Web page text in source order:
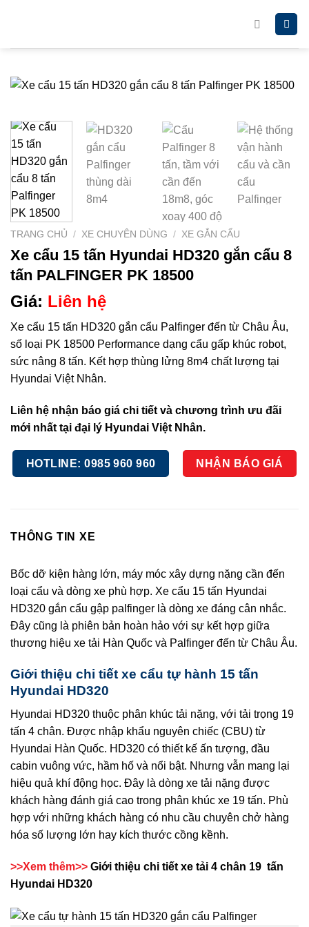
TRANG CHỦ / XE CHUYÊN DÙNG / XE GẮN CẨU
Xe cẩu 15 tấn Hyundai HD320 gắn cẩu 8
tấn PALFINGER PK 18500
Giá: Liên hệ
Xe cẩu 15 tấn HD320 gắn cẩu Palfinger đến từ Châu Âu,
số loại PK 18500 Performance dạng cẩu gấp khúc robot,
sức nâng 8 tấn. Kết hợp thùng lửng 8m4 chất lượng tại
Hyundai Việt Nhân.
Liên hệ nhận báo giá chi tiết và chương trình ưu đãi
mới nhất tại đại lý Hyundai Việt Nhân.
HOTLINE: 0985 960 960 NHẬN BÁO GIÁ
THÔNG TIN XE
Bốc dỡ kiện hàng lớn, máy móc xây dựng nặng cần đến
loại cẩu và dòng xe phù hợp. Xe cẩu 15 tấn Hyundai
HD320 gắn cẩu gập palfinger là dòng xe đáng cân nhắc.
Đây cũng là phiên bản hoàn hảo với sự kết hợp giữa
thương hiệu xe tải Hàn Quốc và Palfinger đến từ Châu Âu.
Giới thiệu chi tiết xe cẩu tự hành 15 tấn
Hyundai HD320
Hyundai HD320 thuộc phân khúc tải nặng, với tải trọng 19
tấn 4 chân. Được nhập khẩu nguyên chiếc (CBU) từ
Hyundai Hàn Quốc. HD320 có thiết kế ấn tượng, đầu
cabin vuông vức, hầm hố và nổi bật. Nhưng vẫn mang lại
hiệu quả khí động học. Đây là dòng xe tải nặng được
khách hàng đánh giá cao trong phân khúc xe 19 tấn. Phù
hợp với những khách hàng có nhu cầu chuyên chở hàng
hóa số lượng lớn hay kích thước cồng kềnh.
>>Xem thêm>> Giới thiệu chi tiết xe tải 4 chân 19 tấn
Hyundai HD320